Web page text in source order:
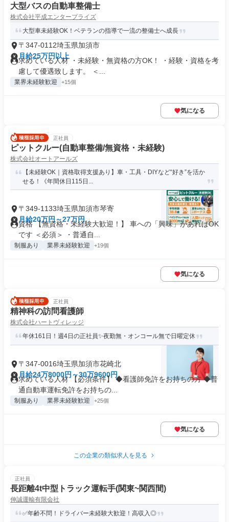
大型バスの自動車整備士
株式会社平成エンタープライズ
大型車未経験OK！ベテランの指導で一流の整備士へ成長
〒347-0112埼玉県加須市
月給25万円以上
求めている人材 ・未経験・無資格の方OK！ ・経験・資格を考
慮して優遇致します。 ＜...
業界未経験歓迎 +15個
気になる
正社員
ピットクルー(自動車整備/無資格・未経験)
株式会社オートアールズ
【未経験OK｜資格取得支援あり】車・工具・DIYなど“好き”を活か
せる！《年間休日115日...
〒349-1133埼玉県加須市琴寄
月給20万円～27万円
資格 【無資格・未経験大歓迎！】 車への「興味」があればOK
です ＜必須＞ ・普通自...
制服あり 業界未経験歓迎 +19個
気になる
正社員
精神科の訪問看護師
株式会社ハートヴィレッジ
年休161日！週4日の正社員✨夜勤無・オンコール無で日曜定休
〒347-0016埼玉県加須市花崎北
月給24万8000円～30万9600円
求めている人材 【必須条件】 ◆看護師免許をお持ちの方 ◆普
通自動車運転免許をお持ちの...
制服あり 業界未経験歓迎 +25個
気になる
この企業の類似求人を見る
正社員
長距離4t中型トラック運転手(関東~関西間)
伸誠運輸有限会社
✅年齢不問！ドライバー未経験大歓迎！高収入◎